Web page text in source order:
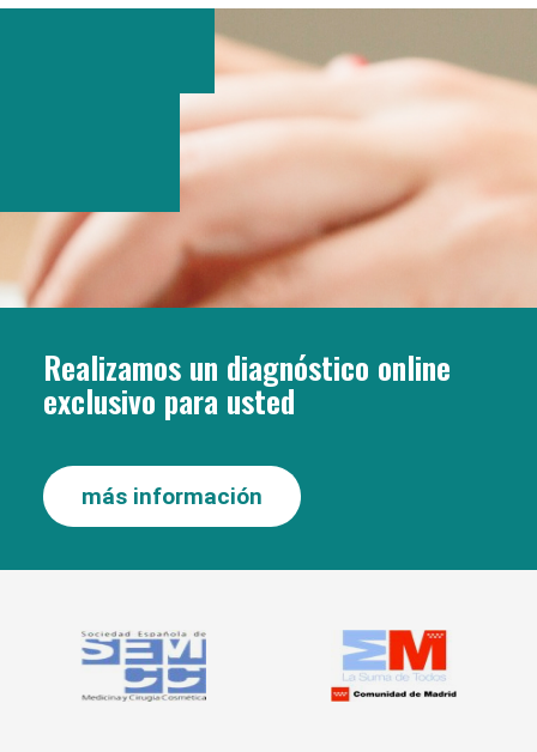
Realizamos un diagnóstico online
exclusivo para usted
más información